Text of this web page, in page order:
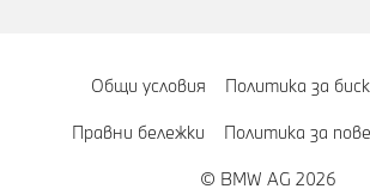
Общи условия Политика за
Правни бележки Политика за
© BMW AG 2026